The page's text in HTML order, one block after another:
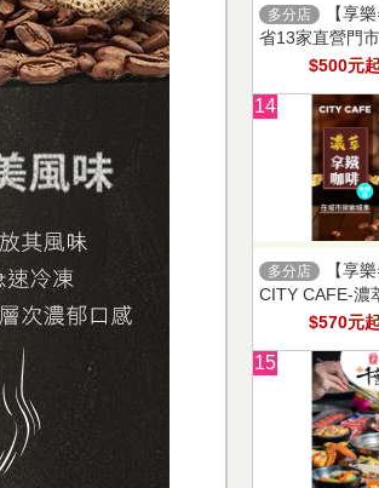
多分店
【享
省13家直營門
$500元起
14
多分店
【享
CITY CAFE-濃
$570元起
15